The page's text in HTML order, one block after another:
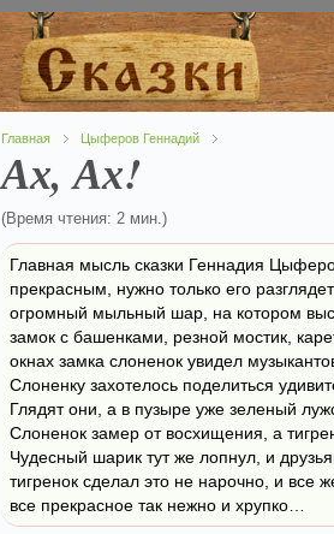
Главная Цыферов Геннадий
Ах, Ах!
(Время чтения: 2 мин.)
Главная мысль сказки Геннадия
прекрасным, нужно только его
огромный мыльный шар, на котором
замок с башенками, резной мостик,
окнах замка слоненок увидел
Слоненку захотелось поделиться
Глядят они, а в пузыре уже зеленый
Слоненок замер от восхищения, а
Чудесный шарик тут же лопнул, и
тигренок сделал это не нарочно, и все
все прекрасное так нежно и хрупко…